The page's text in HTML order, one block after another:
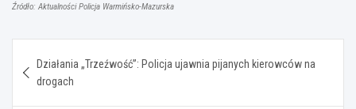
Źródło: Aktualności Policja Warmińsko-Mazurska
wpisu
Działania „Trzeźwość”: Policja ujawnia pijanych kierowców na
drogach